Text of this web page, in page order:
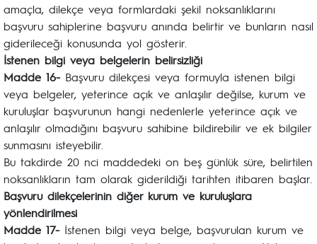
amaçla, dilekçe veya formlardaki şekil noksanlıklarını
başvuru sahiplerine başvuru anında belirtir ve bunların nasıl
giderileceği konusunda yol gösterir.
İstenen bilgi veya belgelerin belirsizliği
Madde 16- Başvuru dilekçesi veya formuyla istenen bilgi
veya belgeler, yeterince açık ve anlaşılır değilse, kurum ve
kuruluşlar başvurunun hangi nedenlerle yeterince açık ve
anlaşılır olmadığını başvuru sahibine bildirebilir ve ek bilgiler
sunmasını isteyebilir.
Bu takdirde 20 nci maddedeki on beş günlük süre, belirtilen
noksanlıkların tam olarak giderildiği tarihten itibaren başlar.
Başvuru dilekçelerinin diğer kurum ve kuruluşlara
yönlendirilmesi
Madde 17- İstenen bilgi veya belge, başvurulan kurum ve